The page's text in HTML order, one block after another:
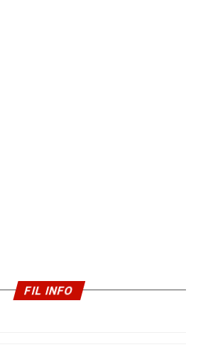
FIL INFO